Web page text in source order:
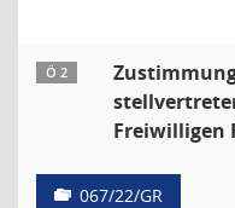
Ö 2
Freiwilligen
067/22/GR